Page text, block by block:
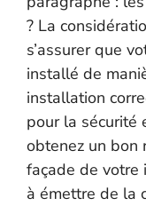
? La
s’assurer que
installé de
installation
pour la sécurité
obtenez un bon
façade de votre
à émettre de la